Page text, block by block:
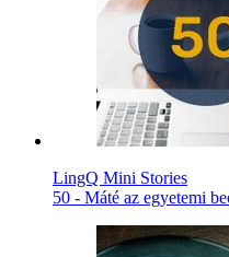
LingQ Mini Stories
50 - Máté az egyetemi